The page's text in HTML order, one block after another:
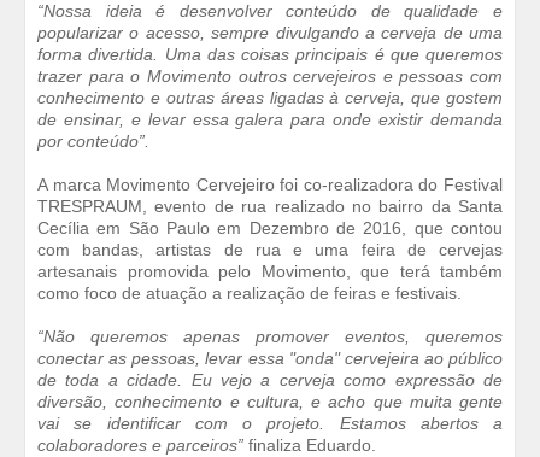
“Nossa ideia é desenvolver conteúdo de qualidade e
popularizar o acesso, sempre divulgando a cerveja de uma
forma divertida. Uma das coisas principais é que queremos
trazer para o Movimento outros cervejeiros e pessoas com
conhecimento e outras áreas ligadas à cerveja, que gostem
de ensinar, e levar essa galera para onde existir demanda
por conteúdo”.
A marca Movimento Cervejeiro foi co-realizadora do Festival
TRESPRAUM, evento de rua realizado no bairro da Santa
Cecília em São Paulo em Dezembro de 2016, que contou
com bandas, artistas de rua e uma feira de cervejas
artesanais promovida pelo Movimento, que terá também
como foco de atuação a realização de feiras e festivais.
“Não queremos apenas promover eventos, queremos
conectar as pessoas, levar essa "onda" cervejeira ao público
de toda a cidade. Eu vejo a cerveja como expressão de
diversão, conhecimento e cultura, e acho que muita gente
vai se identificar com o projeto. Estamos abertos a
colaboradores e parceiros” finaliza Eduardo.